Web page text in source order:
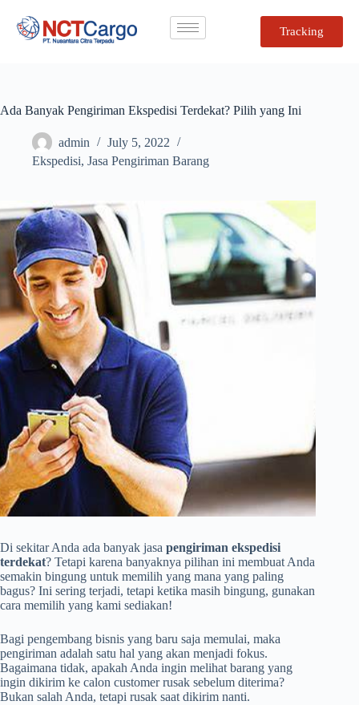
Tracking
Ada Banyak Pengiriman Ekspedisi Terdekat? Pilih yang Ini
admin
July 5, 2022
Ekspedisi, Jasa Pengiriman Barang
Di sekitar Anda ada banyak jasa pengiriman ekspedisi
terdekat? Tetapi karena banyaknya pilihan ini membuat Anda
semakin bingung untuk memilih yang mana yang paling
bagus? Ini sering terjadi, tetapi ketika masih bingung, gunakan
cara memilih yang kami sediakan!
Bagi pengembang bisnis yang baru saja memulai, maka
pengiriman adalah satu hal yang akan menjadi fokus.
Bagaimana tidak, apakah Anda ingin melihat barang yang
ingin dikirim ke calon customer rusak sebelum diterima?
Bukan salah Anda, tetapi rusak saat dikirim nanti.